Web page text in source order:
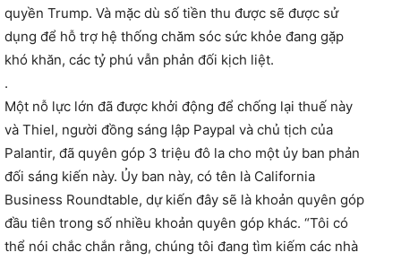
quyền Trump. Và mặc dù số tiền thu được sẽ được sử
dụng để hỗ trợ hệ thống chăm sóc sức khỏe đang gặp
khó khăn, các tỷ phú vẫn phản đối kịch liệt.
.
Một nỗ lực lớn đã được khởi động để chống lại thuế này
và Thiel, người đồng sáng lập Paypal và chủ tịch của
Palantir, đã quyên góp 3 triệu đô la cho một ủy ban phản
đối sáng kiến này. Ủy ban này, có tên là California
Business Roundtable, dự kiến đây sẽ là khoản quyên góp
đầu tiên trong số nhiều khoản quyên góp khác. “Tôi có
thể nói chắc chắn rằng, chúng tôi đang tìm kiếm các nhà